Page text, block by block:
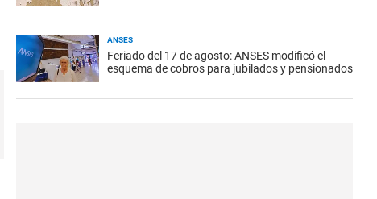
ANSES
Feriado del 17 de agosto: ANSES modificó el
esquema de cobros para jubilados y pensionados